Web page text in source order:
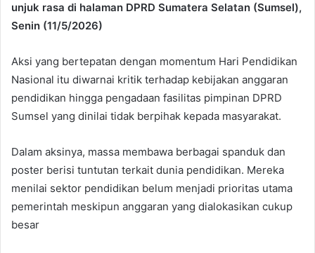
unjuk rasa di halaman DPRD Sumatera Selatan (Sumsel),
Senin (11/5/2026)
Aksi yang bertepatan dengan momentum Hari Pendidikan
Nasional itu diwarnai kritik terhadap kebijakan anggaran
pendidikan hingga pengadaan fasilitas pimpinan DPRD
Sumsel yang dinilai tidak berpihak kepada masyarakat.
Dalam aksinya, massa membawa berbagai spanduk dan
poster berisi tuntutan terkait dunia pendidikan. Mereka
menilai sektor pendidikan belum menjadi prioritas utama
pemerintah meskipun anggaran yang dialokasikan cukup
besar